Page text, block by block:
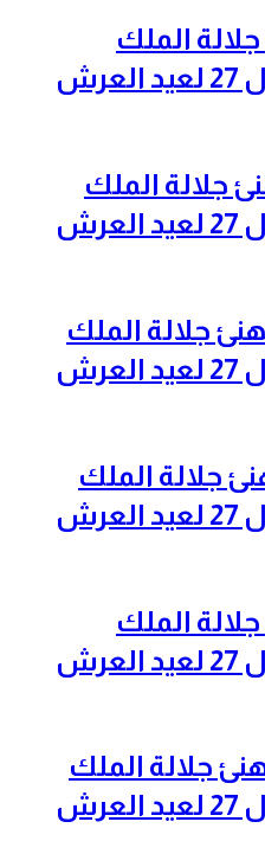
الملك
جلالة الملك
جلالة الملك
جلالة الملك
الملك
جلالة الملك